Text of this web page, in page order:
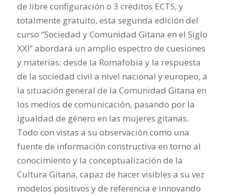
de libre configuración o 3 créditos ECTS, y
totalmente gratuito, esta segunda edición del
curso “Sociedad y Comunidad Gitana en el Siglo
XXI” abordará un amplio espectro de cuesiones
y materias: desde la Romafobia y la respuesta
de la sociedad civil a nivel nacional y europeo, a
la situación general de la Comunidad Gitana en
los medios de comunicación, pasando por la
igualdad de género en las mujeres gitanas.
Todo con vistas a su observación como una
fuente de información constructiva en torno al
conocimiento y la conceptualización de la
Cultura Gitana, capaz de hacer visibles a su vez
modelos positivos y de referencia e innovando